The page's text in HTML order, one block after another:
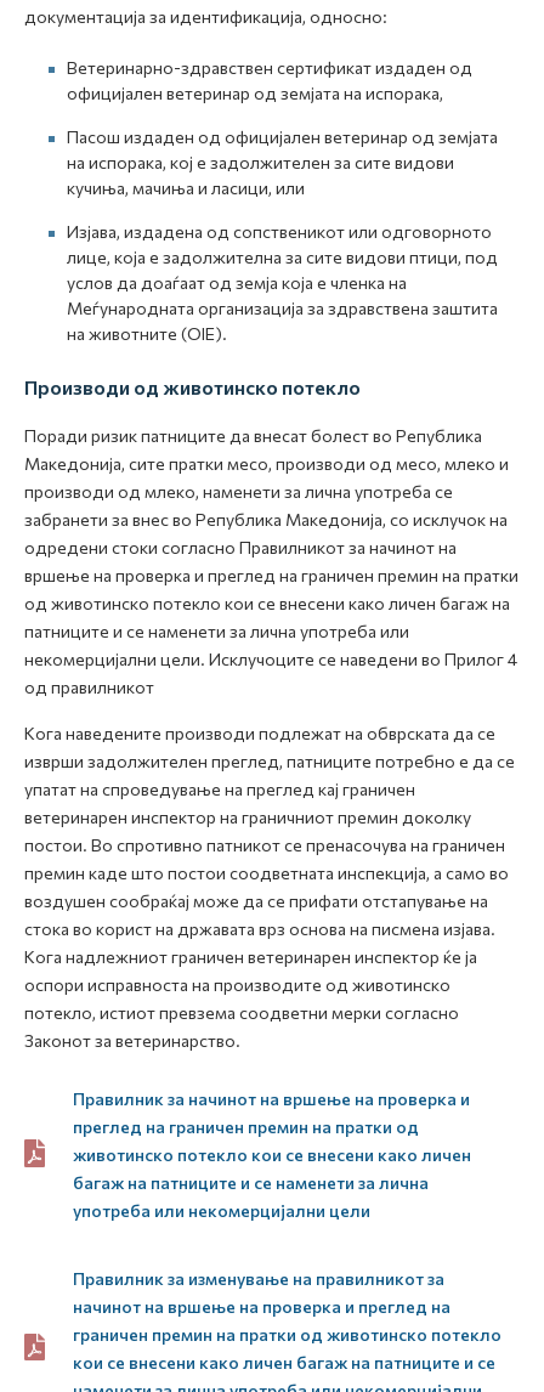
документација за идентификација, односно:
Ветеринарно-здравствен сертификат издаден од
официјален ветеринар од земјата на испорака,
Пасош издаден од официјален ветеринар од земјата
на испорака, кој е задолжителен за сите видови
кучиња, мачиња и ласици, или
Изјава, издадена од сопственикот или одговорното
лице, која е задолжителна за сите видови птици, под
услов да доаѓаат од земја која е членка на
Меѓународната организација за здравствена заштита
на животните (ОIE).
Производи од животинско потекло
Поради ризик патниците да внесат болест во Република
Македонија, сите пратки месо, производи од месо, млеко и
производи од млеко, наменети за лична употреба се
забранети за внес во Република Македонија, со исклучок на
одредени стоки согласно Правилникот за начинот на
вршење на проверка и преглед на граничен премин на пратки
од животинско потекло кои се внесени како личен багаж на
патниците и се наменети за лична употреба или
некомерцијални цели. Исклучоците се наведени во Прилог 4
од правилникот
Кога наведените производи подлежат на обврската да се
изврши задолжителен преглед, патниците потребно е да се
упатат на спроведување на преглед кај граничен
ветеринарен инспектор на граничниот премин доколку
постои. Во спротивно патникот се пренасочува на граничен
премин каде што постои соодветната инспекција, а само во
воздушен сообраќај може да се прифати отстапување на
стока во корист на државата врз основа на писмена изјава.
Кога надлежниот граничен ветеринарен инспектор ќе ја
оспори исправноста на производите од животинско
потекло, истиот превзема соодветни мерки согласно
Законот за ветеринарство.
Правилник за начинот на вршење на проверка и
преглед на граничен премин на пратки од
животинско потекло кои се внесени како личен
багаж на патниците и се наменети за лична
употреба или некомерцијални цели
Правилник за изменување на правилникот за
начинот на вршење на проверка и преглед на
граничен премин на пратки од животинско потекло
кои се внесени како личен багаж на патниците и се